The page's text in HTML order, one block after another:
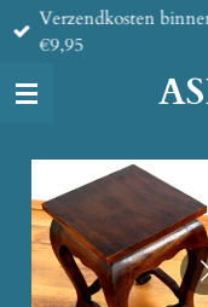
Ga
direct
de
Verzendkosten
€9,95